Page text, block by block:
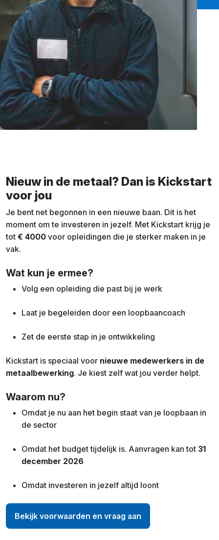
Nieuw in de metaal? Dan is Kickstart
voor jou
Je bent net begonnen in een nieuwe baan. Dit is het
moment om te investeren in jezelf. Met Kickstart krijg je
tot € 4000 voor opleidingen die je sterker maken in je
vak.
Wat kun je ermee?
Volg een opleiding die past bij je werk
Laat je begeleiden door een loopbaancoach
Zet de eerste stap in je ontwikkeling
Kickstart is speciaal voor nieuwe medewerkers in de
metaalbewerking. Je kiest zelf wat jou verder helpt.
Waarom nu?
Omdat je nu aan het begin staat van je loopbaan in
de sector
Omdat het budget tijdelijk is. Aanvragen kan tot 31
december 2026
Omdat investeren in jezelf altijd loont
Bekijk voorwaarden en vraag aan